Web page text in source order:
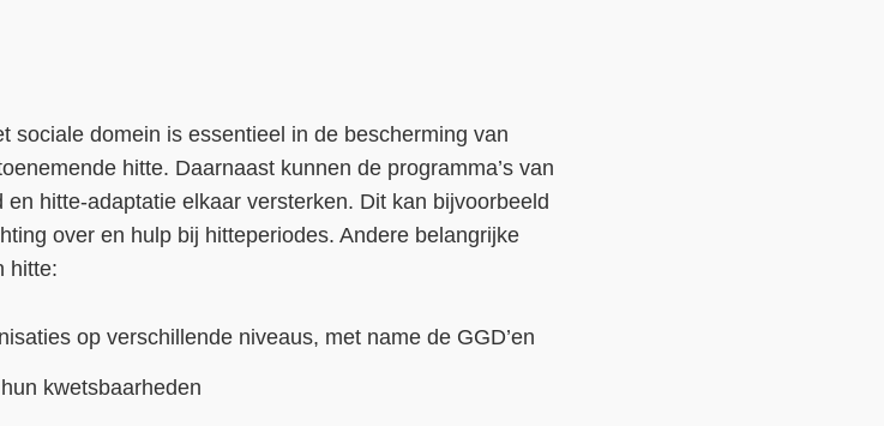
sociale domein is essentieel in de bescherming van
hitte. Daarnaast kunnen de programma’s van
hitte-adaptatie elkaar versterken. Dit kan bijvoorbeeld
over en hulp bij hitteperiodes. Andere belangrijke
hitte:
op verschillende niveaus, met name de GGD’en
kwetsbaarheden